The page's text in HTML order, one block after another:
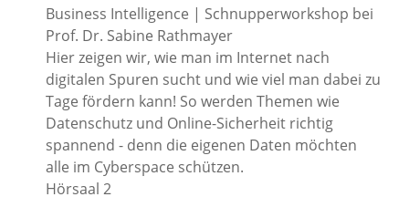
Business Intelligence | Schnupperworkshop bei
Prof. Dr. Sabine Rathmayer
Hier zeigen wir, wie man im Internet nach
digitalen Spuren sucht und wie viel man dabei zu
Tage fördern kann! So werden Themen wie
Datenschutz und Online-Sicherheit richtig
spannend - denn die eigenen Daten möchten
alle im Cyberspace schützen.
Hörsaal 2